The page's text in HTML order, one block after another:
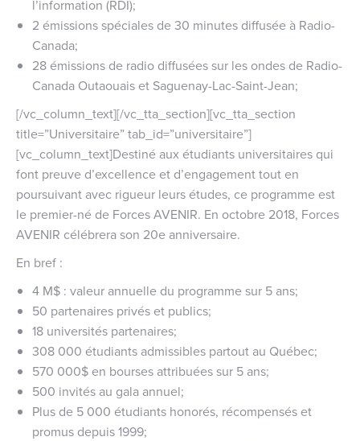
l’information (RDI);
2 émissions spéciales de 30 minutes diffusée à Radio-
Canada;
28 émissions de radio diffusées sur les ondes de Radio-
Canada Outaouais et Saguenay-Lac-Saint-Jean;
[/vc_column_text][/vc_tta_section][vc_tta_section
title=”Universitaire” tab_id=”universitaire”]
[vc_column_text]Destiné aux étudiants universitaires qui
font preuve d’excellence et d’engagement tout en
poursuivant avec rigueur leurs études, ce programme est
le premier-né de Forces AVENIR. En octobre 2018, Forces
AVENIR célébrera son 20e anniversaire.
En bref :
4 M$ : valeur annuelle du programme sur 5 ans;
50 partenaires privés et publics;
18 universités partenaires;
308 000 étudiants admissibles partout au Québec;
570 000$ en bourses attribuées sur 5 ans;
500 invités au gala annuel;
Plus de 5 000 étudiants honorés, récompensés et
promus depuis 1999;